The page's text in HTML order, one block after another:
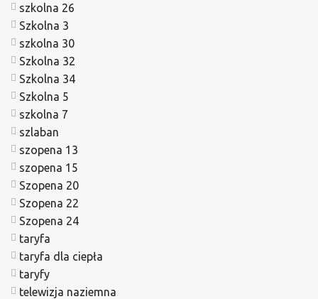
szkolna 26
Szkolna 3
szkolna 30
Szkolna 32
Szkolna 34
Szkolna 5
szkolna 7
szlaban
szopena 13
szopena 15
Szopena 20
Szopena 22
Szopena 24
taryfa
taryfa dla ciepła
taryfy
telewizja naziemna